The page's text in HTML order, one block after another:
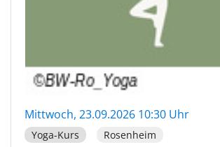
Mittwoch, 23.09.2026 10:30 Uhr
Yoga-Kurs Rosenheim